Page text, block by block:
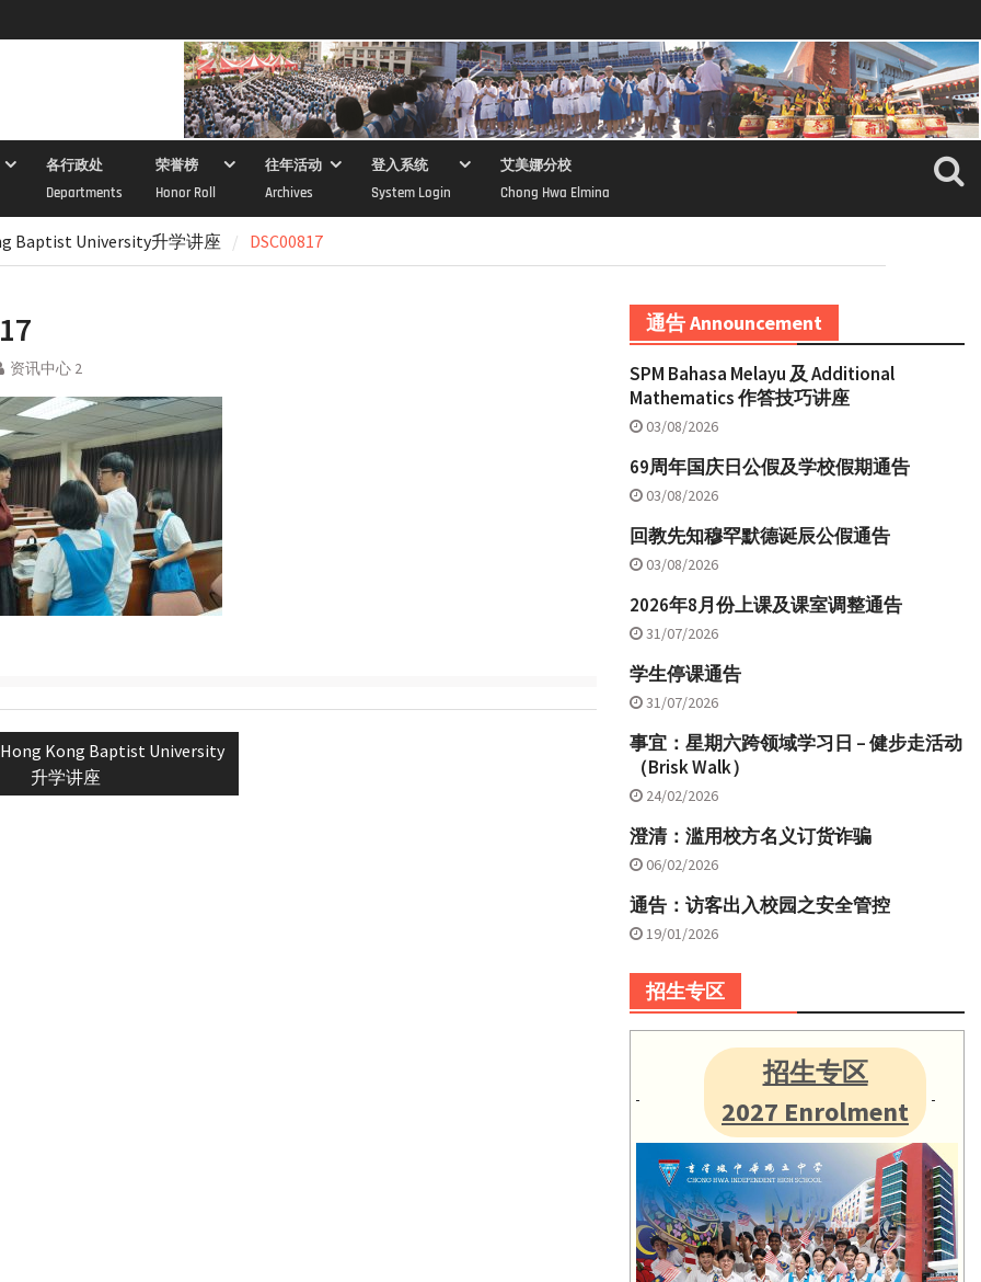
各行政处
Departments
荣誉榜
Honor Roll
往年活动
Archives
登入系统
System Login
艾美娜分校
Chong Hwa Elmina
Baptist University升学讲座 DSC00817
资讯中心 2
Hong Kong Baptist University
升学讲座
通告 Announcement
SPM Bahasa Melayu 及 Additional
Mathematics 作答技巧讲座
03/08/2026
69周年国庆日公假及学校假期通告
03/08/2026
回教先知穆罕默德诞辰公假通告
03/08/2026
2026年8月份上课及课室调整通告
31/07/2026
学生停课通告
31/07/2026
事宜：星期六跨领域学习日 – 健步走活动
（Brisk Walk）
24/02/2026
澄清：滥用校方名义订货诈骗
06/02/2026
通告：访客出入校园之安全管控
19/01/2026
招生专区
招生专区
2027 Enrolment